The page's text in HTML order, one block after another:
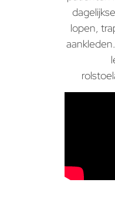
lopen,